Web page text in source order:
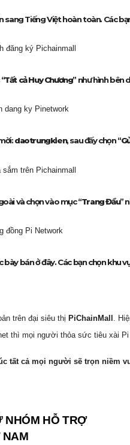
sang Tiếng Việt hoàn toàn. Các
Tất cả Huy Chương” như hình bên
daotrungkien, sau đấy chọn “
và chọn vào mục “Trang Đầu”
bày bán ở đây. Các bạn chọn khu
trên đại siêu thị PiChainMall .
thì mọi người thỏa sức tiêu xài Pi
tất cả mọi người sẽ trọn niềm
NHÓM HỖ TRỢ
NAM